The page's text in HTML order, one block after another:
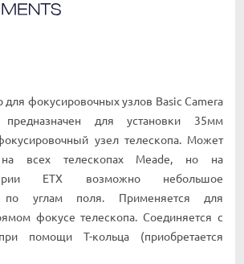
для фокусировочных узлов Basic Camera
для установки 35мм
узел телескопа. Может
на всех телескопах Meade, но на
ETX возможно небольшое
по углам поля. Применяется для
фокусе телескопа. Соединяется с
помощи Т-кольца (приобретается